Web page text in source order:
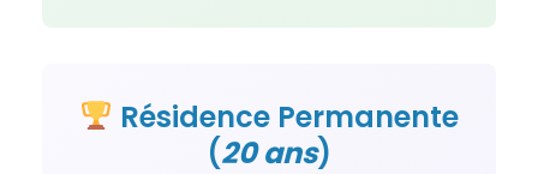
Résidence Permanente
(20 ans)